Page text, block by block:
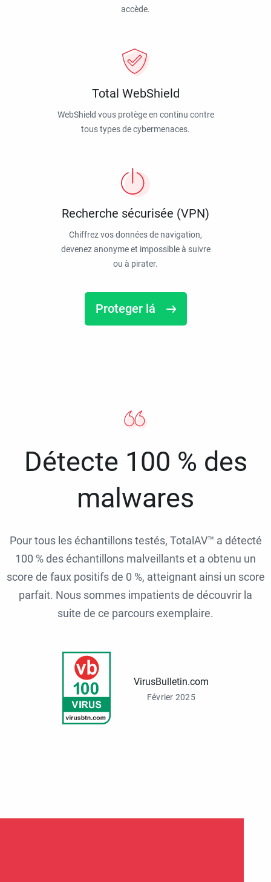
accède.
Total WebShield
WebShield vous protège en continu contre
tous types de cybermenaces.
Recherche sécurisée (VPN)
Chiffrez vos données de navigation,
devenez anonyme et impossible à suivre
ou à pirater.
Proteger lá
Détecte 100 % des
malwares
Pour tous les échantillons testés, TotalAV™ a détecté
100 % des échantillons malveillants et a obtenu un
score de faux positifs de 0 %, atteignant ainsi un score
parfait. Nous sommes impatients de découvrir la
suite de ce parcours exemplaire.
VirusBulletin.com
Février 2025